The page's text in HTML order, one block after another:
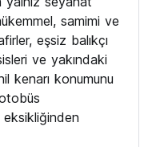
samimi ve
eşsiz balıkçı
ve yakındaki
kenarı konumunu